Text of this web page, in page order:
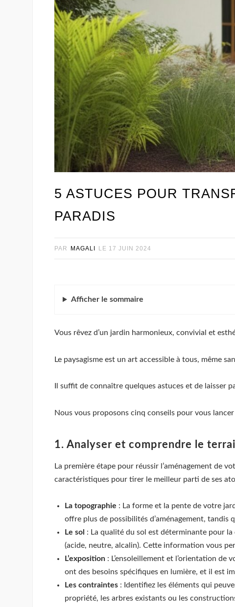
5 ASTUCES POUR
PARADIS
PAR MAGALI LE 17 JUIN 2024
Afficher le sommaire
Vous rêvez d’un jardin harmonieux, convivial et
Le paysagisme est un art accessible à tous, même
Il suffit de connaître quelques astuces et de laisser
Nous vous proposons cinq conseils pour vous
1. Analyser et comprendre le
La première étape pour réussir l’aménagement de
caractéristiques pour tirer le meilleur parti de ses
La topographie : La forme et la pente de votre
offre plus de possibilités d’aménagement, tandis
Le sol : La qualité du sol est déterminante pour
(acide, neutre, alcalin). Cette information vous
L’exposition : L’ensoleillement et l’orientation de
ont des besoins spécifiques en lumière, et il est
Les contraintes : Identifiez les éléments qui
propriété, les arbres existants ou les